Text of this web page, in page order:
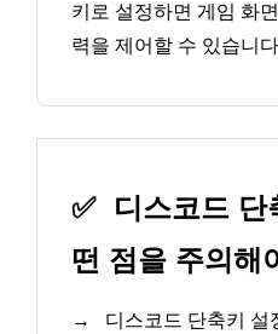
키로 설정하면 게임 화
력을 제어할 수 있습니
✅
디스코드 단
떤 점을 주의해
→
디스코드 단축키 설